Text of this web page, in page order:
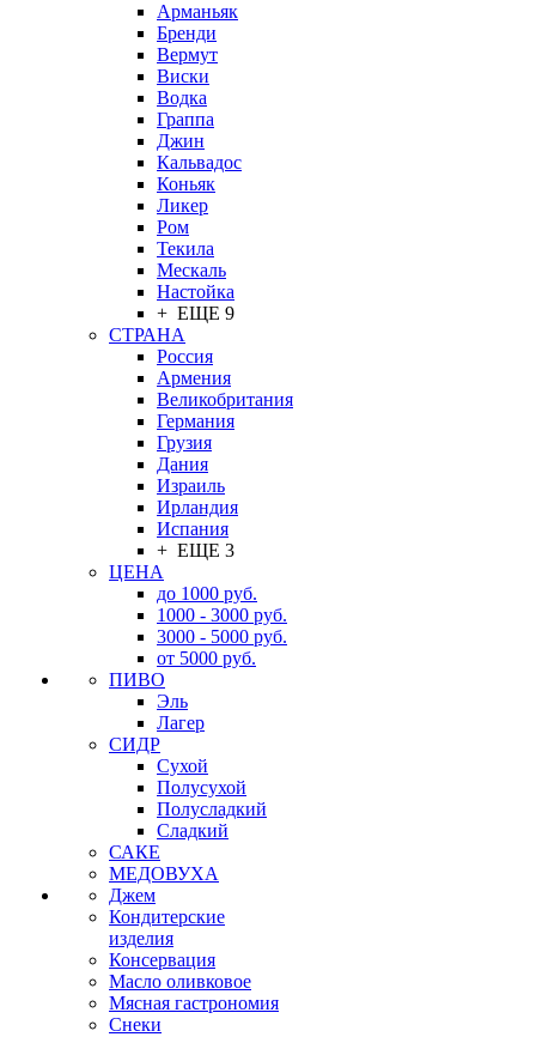
Арманьяк
Бренди
Вермут
Виски
Водка
Граппа
Джин
Кальвадос
Коньяк
Ликер
Ром
Текила
Мескаль
Настойка
+ ЕЩЕ 9
СТРАНА
Россия
Армения
Великобритания
Германия
Грузия
Дания
Израиль
Ирландия
Испания
+ ЕЩЕ 3
ЦЕНА
до 1000 руб.
1000 - 3000 руб.
3000 - 5000 руб.
от 5000 руб.
ПИВО
Эль
Лагер
СИДР
Сухой
Полусухой
Полусладкий
Сладкий
САКЕ
МЕДОВУХА
Джем
Кондитерские
изделия
Консервация
Масло оливковое
Мясная гастрономия
Снеки